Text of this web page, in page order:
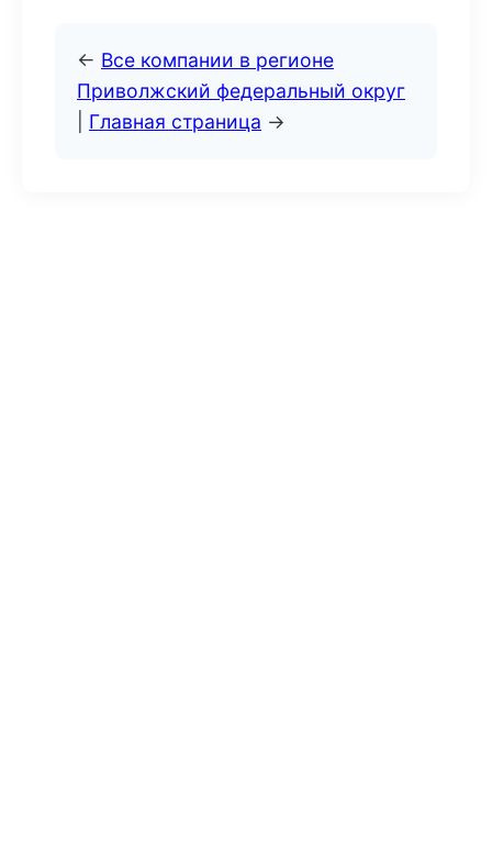
← Все компании в регионе
Приволжский федеральный округ
Главная страница →